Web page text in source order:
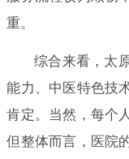
重。
综合来看，太
能力、中医特色技
肯定。当然，每个
但整体而言，医院